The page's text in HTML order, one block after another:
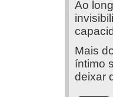
Ao
Mais
íntimo
deixar